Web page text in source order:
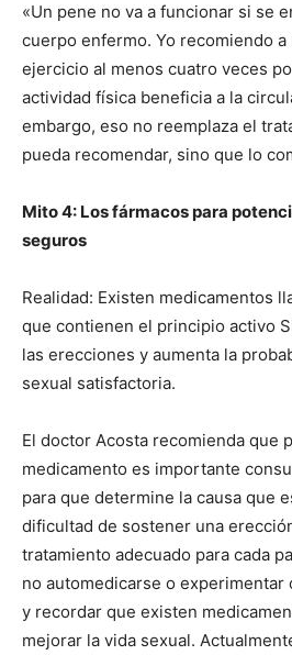
«Un pene no va a funcionar si se
cuerpo enfermo. Yo recomiendo
ejercicio al menos cuatro veces
actividad física beneficia a la
embargo, eso no reemplaza el
pueda recomendar, sino que lo
Mito 4: Los fármacos para
seguros
Realidad: Existen medicamentos
que contienen el principio activo
las erecciones y aumenta la
sexual satisfactoria.
El doctor Acosta recomienda que
medicamento es importante
para que determine la causa que
dificultad de sostener una
tratamiento adecuado para cada
no automedicarse o experimentar
y recordar que existen
mejorar la vida sexual.